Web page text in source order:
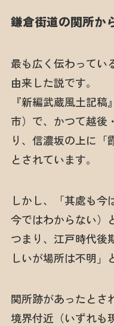
鎌倉街道の関所か
最も広く伝わってい
由来した説です。
『新編武蔵風土記
市）で、かつて越後
り、信濃坂の上に「
とされています。
しかし、「其處も今
今ではわからない）
つまり、江戸時代後
しいが場所は不明」
関所跡があったとさ
境界付近（いずれも